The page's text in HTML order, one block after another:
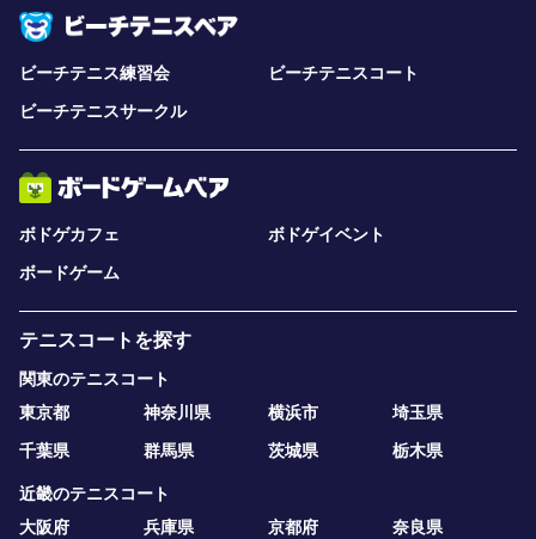
ビーチテニス練習会
ビーチテニスコート
ビーチテニスサークル
ボドゲカフェ
ボドゲイベント
ボードゲーム
テニスコートを探す
関東のテニスコート
東京都
神奈川県 横浜市
埼玉県
千葉県
群馬県 茨城県 栃木県
近畿のテニスコート
大阪府
兵庫県 京都府
奈良県